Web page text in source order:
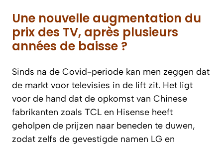
Une nouvelle augmentation du
prix des TV, après plusieurs
années de baisse ?
Sinds na de Covid-periode kan men zeggen dat
de markt voor televisies in de lift zit. Het ligt
voor de hand dat de opkomst van Chinese
fabrikanten zoals TCL en Hisense heeft
geholpen de prijzen naar beneden te duwen,
zodat zelfs de gevestigde namen LG en